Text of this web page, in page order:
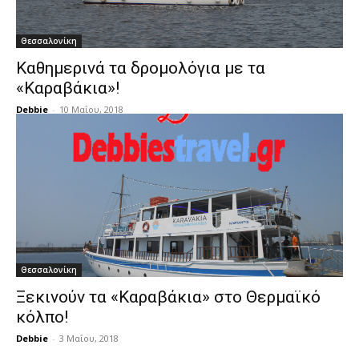
Θεσσαλονίκη
Καθημερινά τα δρομολόγια με τα
«Καραβάκια»!
Debbie - 10 Μαΐου, 2018
Θεσσαλονίκη
Ξεκινούν τα «Καραβάκια» στο Θερμαϊκό
κόλπο!
Debbie - 3 Μαΐου, 2018